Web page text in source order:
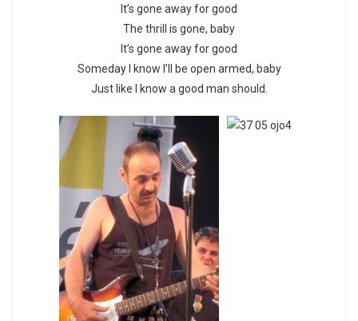
It’s gone away for good
The thrill is gone, baby
It’s gone away for good
Someday I know I’ll be open armed, baby
Just like I know a good man should.